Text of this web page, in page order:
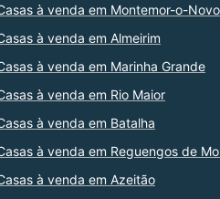
à venda em Montemor-o-Novo
à venda em Almeirim
à venda em Marinha Grande
à venda em Rio Maior
à venda em Batalha
à venda em Reguengos de
à venda em Azeitão